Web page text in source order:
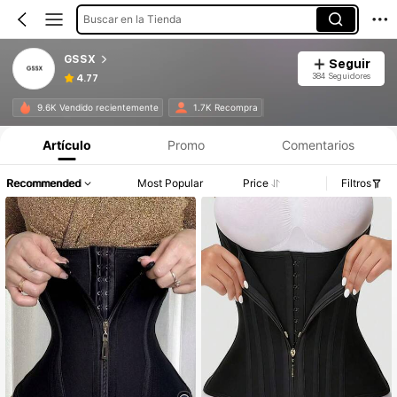
Buscar en la Tienda
GSSX
4.77
Seguir
384 Seguidores
9.6K Vendido recientemente 1.7K Recompra
Artículo Promo Comentarios
Recommended Most Popular Price Filtros